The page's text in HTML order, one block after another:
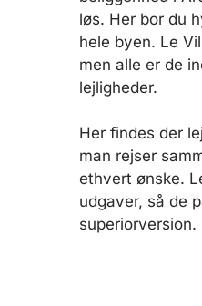
løs. Her bor du
hele byen. Le
men alle er de
lejligheder.
Her findes der
man rejser
ethvert ønske.
udgaver, så de
superiorversion.